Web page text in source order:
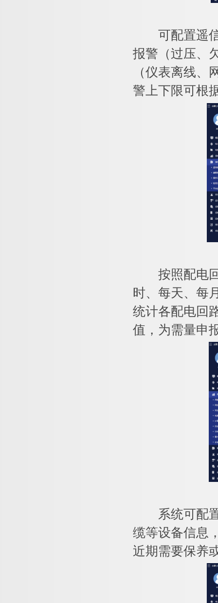
可配置遥信
报警（过压、
（仪表离线
警上下限可根
按照配电回
时、每天、每
统计各配电回
值，为需量申
系统可配置
缆等设备信息
近期需要保养